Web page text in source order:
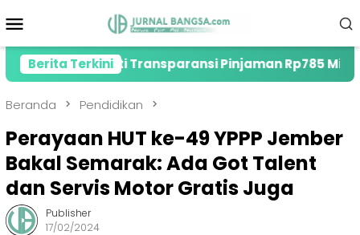
ke
Mobile
Berita Terkini
Soroti Transparansi Pinjaman Rp785 Miliar
Beranda Pendidikan
Perayaan HUT ke-49 YPPP Jember
Bakal Semarak: Ada Got Talent
dan Servis Motor Gratis Juga
Publisher
17/02/2024